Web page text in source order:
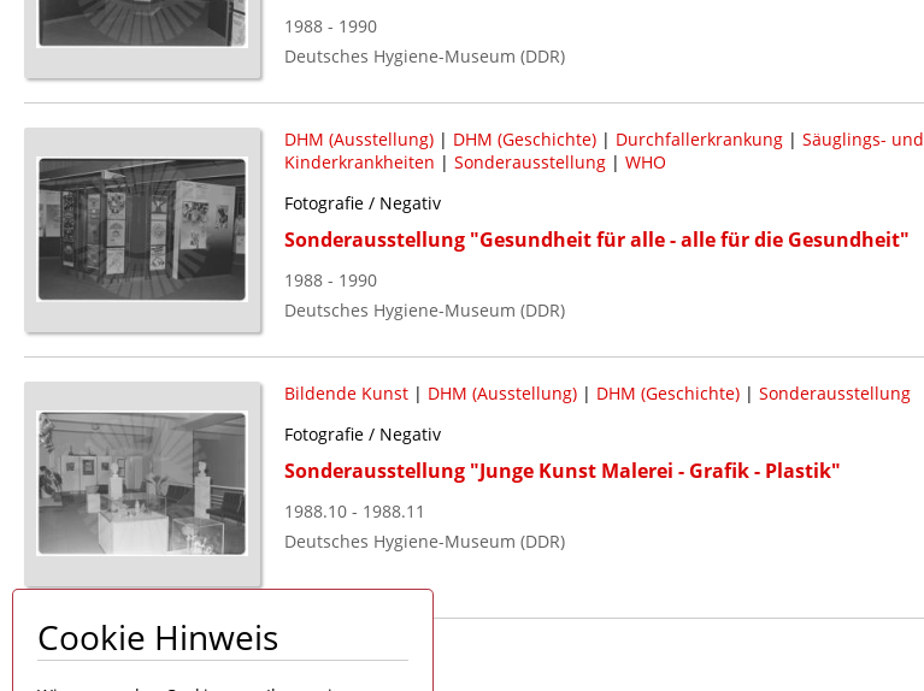
1988 - 1990
Deutsches Hygiene-Museum (DDR)
DHM (Ausstellung)| DHM (Geschichte)| Durchfallerkrankung| Säuglings- und
Kinderkrankheiten | Sonderausstellung| WHO
Fotografie / Negativ
Sonderausstellung "Gesundheit für alle - alle für die Gesundheit"
1988 - 1990
Deutsches Hygiene-Museum (DDR)
Bildende Kunst| DHM (Ausstellung)| DHM (Geschichte)| Sonderausstellung
Fotografie / Negativ
Sonderausstellung "Junge Kunst Malerei - Grafik - Plastik"
1988.10 - 1988.11
Deutsches Hygiene-Museum (DDR)
Seite 1 von 1
Cookie Hinweis